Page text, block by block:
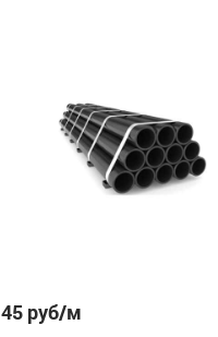
45 руб/м